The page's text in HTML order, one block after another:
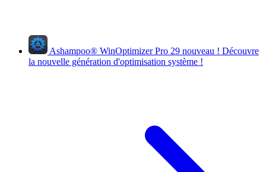
Ashampoo® WinOptimizer Pro 29 nouveau ! Découvre
la nouvelle génération d'optimisation système !